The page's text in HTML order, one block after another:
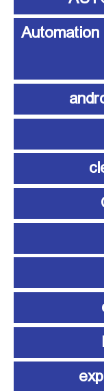
آموزش اتوماسیون صنعتی Automation